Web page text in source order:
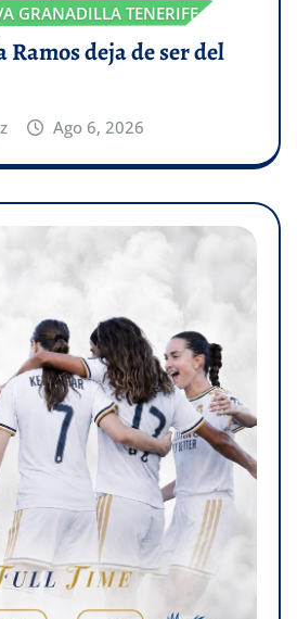
GRANADILLA TENERIFE
deja de ser del
Ago 6, 2026